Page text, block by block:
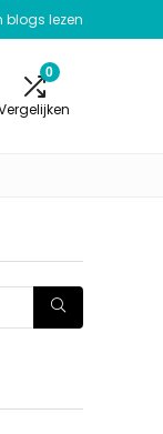
blogs lezen
0